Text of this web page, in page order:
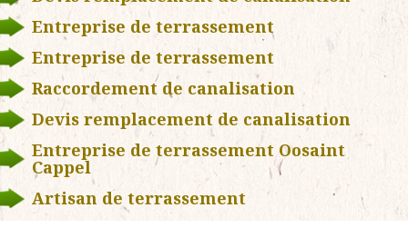
Entreprise de terrassement
Entreprise de terrassement
Raccordement de canalisation
Devis remplacement de canalisation
Entreprise de terrassement Oosaint
Cappel
Artisan de terrassement